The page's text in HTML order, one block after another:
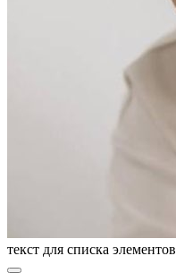
текст для списка элементов